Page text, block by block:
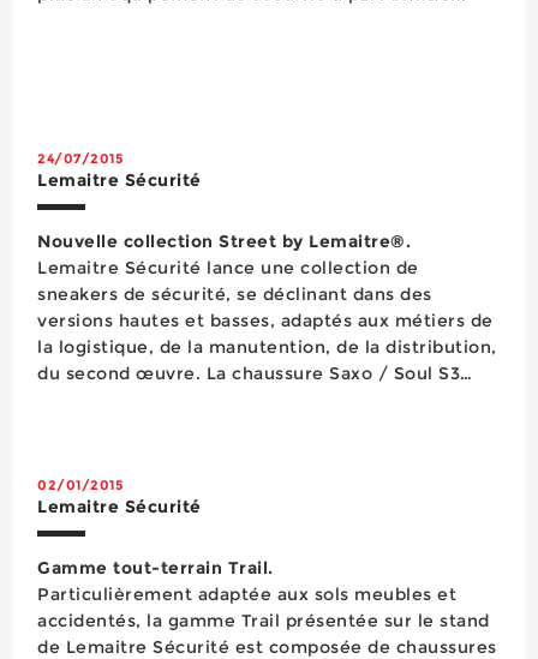
24/07/2015
Lemaitre Sécurité
Nouvelle collection Street by Lemaitre®.
Lemaitre Sécurité lance une collection de
sneakers de sécurité, se déclinant dans des
versions hautes et basses, adaptés aux métiers de
la logistique, de la manutention, de la distribution,
du second œuvre. La chaussure Saxo / Soul S3
02/01/2015
Lemaitre Sécurité
Gamme tout-terrain Trail.
Particulièrement adaptée aux sols meubles et
accidentés, la gamme Trail présentée sur le stand
de Lemaitre Sécurité est composée de chaussures